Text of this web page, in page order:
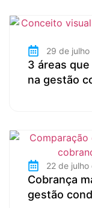
29 de
3 áreas
na gestão
22 de
Cobrança
gestão